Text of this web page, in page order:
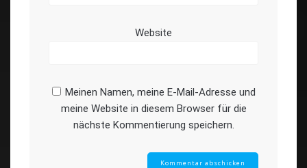
Website
Meinen Namen, meine E-Mail-Adresse und
meine Website in diesem Browser für die
nächste Kommentierung speichern.